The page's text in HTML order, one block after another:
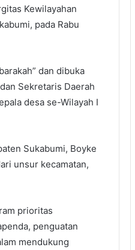
Kewilayahan
pada Rabu
dan dibuka
Sekretaris Daerah
desa se-Wilayah I
Sukabumi, Boyke
unsur kecamatan,
prioritas
penguatan
mendukung